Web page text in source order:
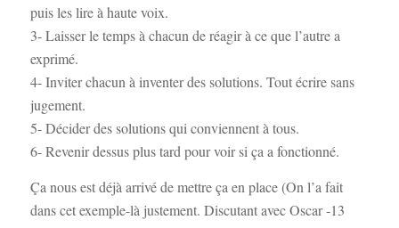
puis les lire à haute voix.
3- Laisser le temps à chacun de réagir à ce que l’autre a
exprimé.
4- Inviter chacun à inventer des solutions. Tout écrire sans
jugement.
5- Décider des solutions qui conviennent à tous.
6- Revenir dessus plus tard pour voir si ça a fonctionné.
Ça nous est déjà arrivé de mettre ça en place (On l’a fait
dans cet exemple-là justement. Discutant avec Oscar -13